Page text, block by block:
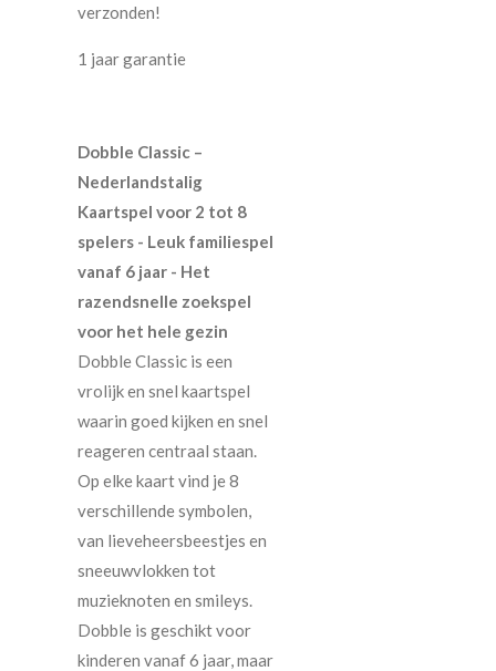
verzonden!
1 jaar garantie
Dobble Classic –
Nederlandstalig
Kaartspel voor 2 tot 8
spelers - Leuk familiespel
vanaf 6 jaar - Het
razendsnelle zoekspel
voor het hele gezin
Dobble Classic is een
vrolijk en snel kaartspel
waarin goed kijken en snel
reageren centraal staan.
Op elke kaart vind je 8
verschillende symbolen,
van lieveheersbeestjes en
sneeuwvlokken tot
muzieknoten en smileys.
Dobble is geschikt voor
kinderen vanaf 6 jaar, maar